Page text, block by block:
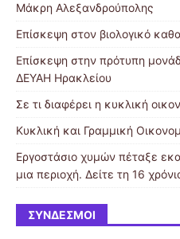
Μάκρη Αλεξανδρούπολης
Επίσκεψη στον βιολογικό
Επίσκεψη στην πρότυπη
ΔΕΥΑΗ Ηρακλείου
Σε τι διαφέρει η κυκλική
Κυκλική και Γραμμική
Eργοστάσιο χυμών πέταξε
μια περιοχή. Δείτε τη 16
ΣΎΝΔΕΣΜΟΙ